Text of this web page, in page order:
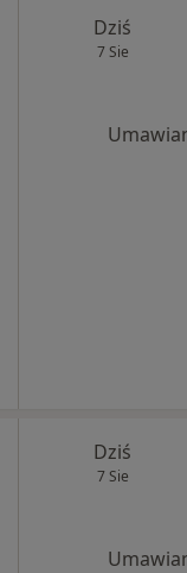
Dziś
7 Sie
Dziś
7 Sie